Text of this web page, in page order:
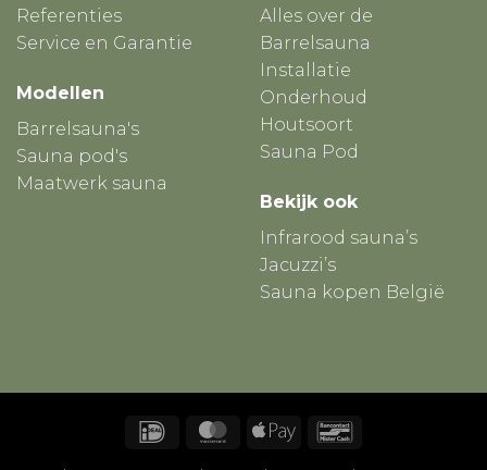
Referenties
Service en Garantie
Modellen
Barrelsauna's
Sauna pod's
Maatwerk sauna
Alles over de
Barrelsauna
Installatie
Onderhoud
Houtsoort
Sauna Pod
Bekijk ook
Infrarood sauna’s
Jacuzzi’s
Sauna kopen België
IDeal MasterCard
Apple